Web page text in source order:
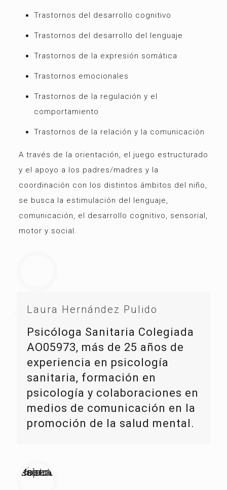
Trastornos del desarrollo cognitivo
Trastornos del desarrollo del lenguaje
Trastornos de la expresión somática
Trastornos emocionales
Trastornos de la regulación y el
comportamiento
Trastornos de la relación y la comunicación
A través de la orientación, el juego estructurado
y el apoyo a los padres/madres y la
coordinación con los distintos ámbitos del niño,
se busca la estimulación del lenguaje,
comunicación, el desarrollo cognitivo, sensorial,
motor y social.
Laura Hernández Pulido
Psicóloga Sanitaria Colegiada
AO05973, más de 25 años de
experiencia en psicología
sanitaria, formación en
psicología y colaboraciones en
medios de comunicación en la
promoción de la salud mental.